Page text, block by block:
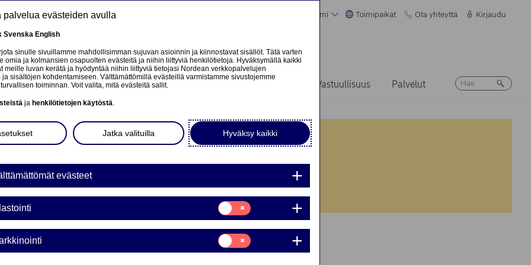
Suomi Toimipaikat Ota yhteyttä Kirjaudu
Tietoa meistä Sijoittajat Uutiset & analyysit Vastuullisuus Palvelut
Bank Oyj: Omien osakkeiden
palvelua evästeiden avulla
Svenska English
sinulle sivuillamme mahdollisimman sujuvan asioinnin ja kiinnostavat sisällöt. Tätä varten
omia ja kolmansien osapuolten evästeitä ja niihin liittyviä henkilötietoja. Hyväksymällä kaikki
meille luvan kerätä ja hyödyntää niihin liittyviä tietojasi Nordean verkkopalvelujen
ja sisältöjen kohdentamiseen. Välttämättömillä evästeillä varmistamme sivustojemme
toiminnan. Voit valita, mitä evästeitä sallit.
ja henkilötietojen käytöstä.
Hyväksy kaikki
Jatka valituilla
evästeet
Suostumusvalinta:
Tilastointi
Suostumusvalinta:
Markkinointi